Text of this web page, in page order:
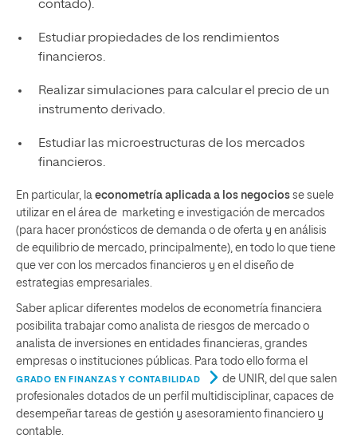
contado).
Estudiar propiedades de los rendimientos
financieros.
Realizar simulaciones para calcular el precio de un
instrumento derivado.
Estudiar las microestructuras de los mercados
financieros.
En particular, la econometría aplicada a los negocios se suele
utilizar en el área de marketing e investigación de mercados
(para hacer pronósticos de demanda o de oferta y en análisis
de equilibrio de mercado, principalmente), en todo lo que tiene
que ver con los mercados financieros y en el diseño de
estrategias empresariales.
Saber aplicar diferentes modelos de econometría financiera
posibilita trabajar como analista de riesgos de mercado o
analista de inversiones en entidades financieras, grandes
empresas o instituciones públicas. Para todo ello forma el
GRADO EN FINANZAS Y CONTABILIDAD
de UNIR, del que salen
profesionales dotados de un perfil multidisciplinar, capaces de
desempeñar tareas de gestión y asesoramiento financiero y
contable.